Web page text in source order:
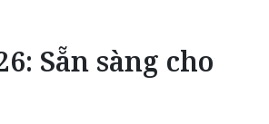
Sẵn sàng cho